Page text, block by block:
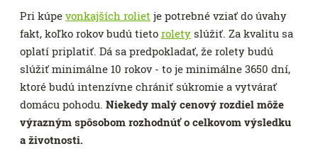
Pri kúpe vonkajších roliet je potrebné vziať do úvahy
fakt, koľko rokov budú tieto rolety slúžiť. Za kvalitu sa
oplatí priplatiť. Dá sa predpokladať, že rolety budú
slúžiť minimálne 10 rokov - to je minimálne 3650 dní,
ktoré budú intenzívne chrániť súkromie a vytvárať
domácu pohodu. Niekedy malý cenový rozdiel môže
výrazným spôsobom rozhodnúť o celkovom výsledku
a životnosti.